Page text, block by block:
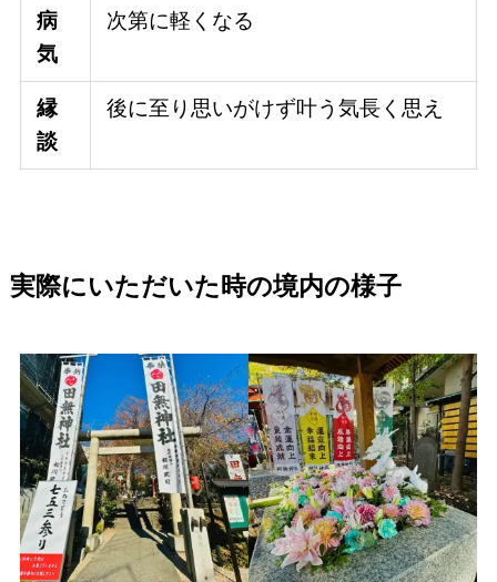
病
気
次第に軽くなる
縁
談
後に至り思いがけず叶う気長く思え
実際にいただいた時の境内の様子